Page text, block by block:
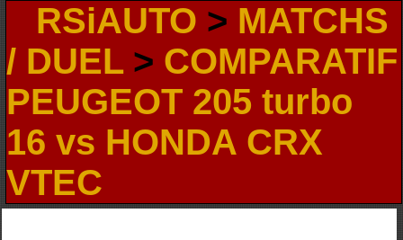
RSiAUTO > MATCHS
/ DUEL> COMPARATIF
PEUGEOT 205 turbo
16 vs HONDA CRX
VTEC